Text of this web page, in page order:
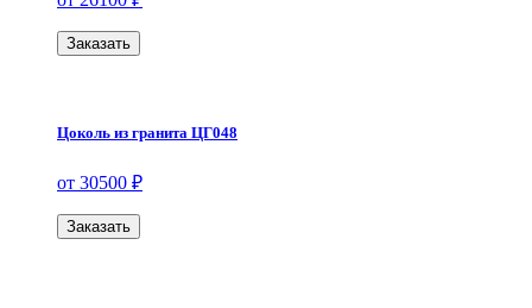
Заказать
Цоколь из гранита ЦГ048
от 30500 ₽
Заказать